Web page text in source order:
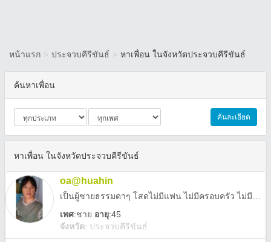
หน้าแรก > ประจวบคีรีขันธ์ > หาเพื่อน ในจังหวัดประจวบคีรีขันธ์
ค้นหาเพื่อน
ค้นละเอียด
หาเพื่อน ในจังหวัดประจวบคีรีขันธ์
oa@huahin
เพศ:ชาย อายุ:45
จังหวัด: ประจวบคีรีขันธ์